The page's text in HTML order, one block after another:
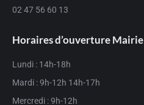
02 47 56 60 13
Horaires d’ouverture Mairie
Lundi : 14h-18h
Mardi : 9h-12h 14h-17h
Mercredi : 9h-12h